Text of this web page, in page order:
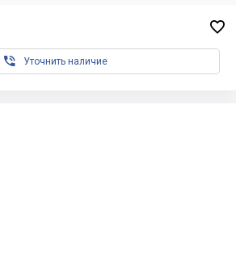

 Уточнить наличие